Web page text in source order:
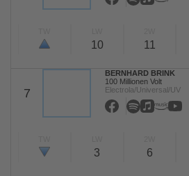
10 11
7
BERNHARD BRINK
100 Millionen Volt
Electrola/Universal/UV
3 6